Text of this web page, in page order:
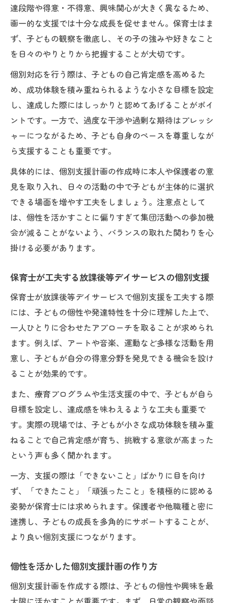
達段階や得意・不得意、興味関心が大きく異なるため、
画一的な支援では十分な成長を促せません。保育士はま
ず、子どもの観察を徹底し、その子の強みや好きなこと
を日々のやりとりから把握することが大切です。
個別対応を行う際は、子どもの自己肯定感を高めるた
め、成功体験を積み重ねられるような小さな目標を設定
し、達成した際にはしっかりと認めてあげることがポイ
ントです。一方で、過度な干渉や過剰な期待はプレッシ
ャーにつながるため、子ども自身のペースを尊重しなが
ら支援することも重要です。
具体的には、個別支援計画の作成時に本人や保護者の意
見を取り入れ、日々の活動の中で子どもが主体的に選択
できる場面を増やす工夫をしましょう。注意点として
は、個性を活かすことに偏りすぎて集団活動への参加機
会が減ることがないよう、バランスの取れた関わりを心
掛ける必要があります。
保育士が工夫する放課後等デイサービスの個別支援
保育士が放課後等デイサービスで個別支援を工夫する際
には、子どもの個性や発達特性を十分に理解した上で、
一人ひとりに合わせたアプローチを取ることが求められ
ます。例えば、アートや音楽、運動など多様な活動を用
意し、子どもが自分の得意分野を発見できる機会を設け
ることが効果的です。
また、療育プログラムや生活支援の中で、子どもが自ら
目標を設定し、達成感を味わえるような工夫も重要で
す。実際の現場では、子どもが小さな成功体験を積み重
ねることで自己肯定感が育ち、挑戦する意欲が高まった
という声も多く聞かれます。
一方、支援の際は「できないこと」ばかりに目を向け
ず、「できたこと」「頑張ったこと」を積極的に認める
姿勢が保育士には求められます。保護者や他職種と密に
連携し、子どもの成長を多角的にサポートすることが、
より良い個別支援につながります。
個性を活かした個別支援計画の作り方
個別支援計画を作成する際は、子どもの個性や興味を最